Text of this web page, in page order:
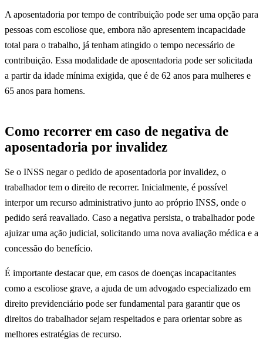
A aposentadoria por tempo de contribuição pode ser uma opção para
pessoas com escoliose que, embora não apresentem incapacidade
total para o trabalho, já tenham atingido o tempo necessário de
contribuição. Essa modalidade de aposentadoria pode ser solicitada
a partir da idade mínima exigida, que é de 62 anos para mulheres e
65 anos para homens.
Como recorrer em caso de negativa de
aposentadoria por invalidez
Se o INSS negar o pedido de aposentadoria por invalidez, o
trabalhador tem o direito de recorrer. Inicialmente, é possível
interpor um recurso administrativo junto ao próprio INSS, onde o
pedido será reavaliado. Caso a negativa persista, o trabalhador pode
ajuizar uma ação judicial, solicitando uma nova avaliação médica e a
concessão do benefício.
É importante destacar que, em casos de doenças incapacitantes
como a escoliose grave, a ajuda de um advogado especializado em
direito previdenciário pode ser fundamental para garantir que os
direitos do trabalhador sejam respeitados e para orientar sobre as
melhores estratégias de recurso.